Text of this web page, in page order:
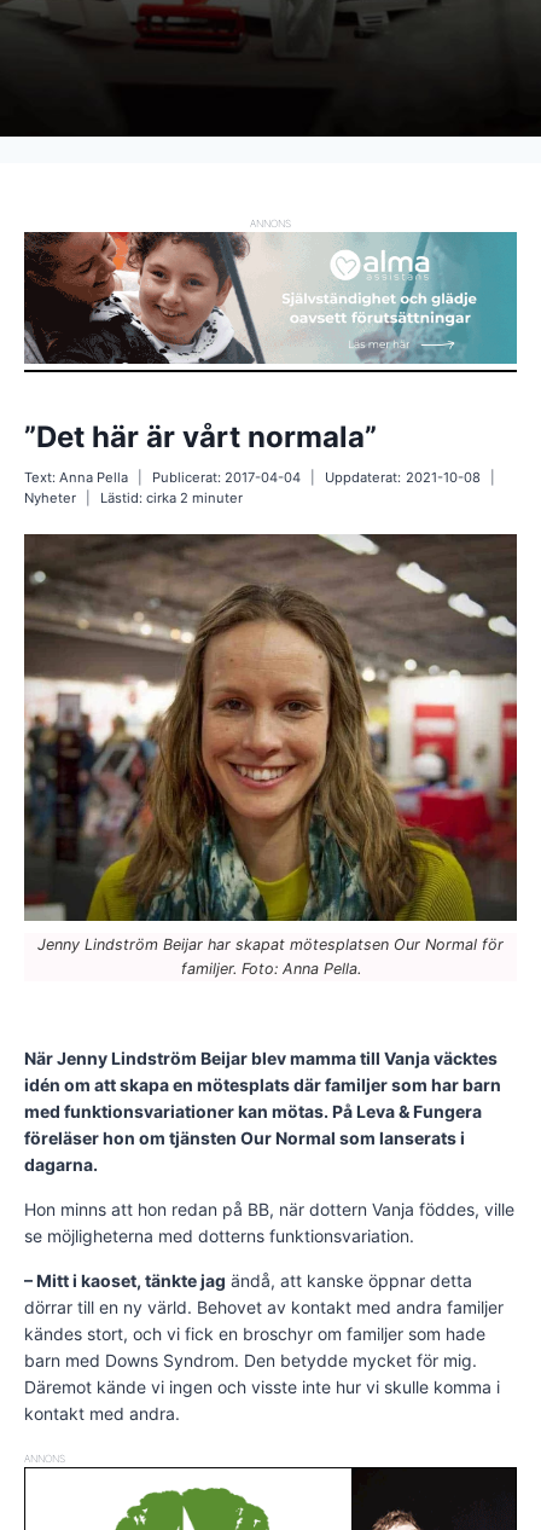
ANNONS
”Det här är vårt normala”
Text: Anna Pella Publicerat: 2017-04-04 Uppdaterat: 2021-10-08
Nyheter
Lästid: cirka 2 minuter
Jenny Lindström Beijar har skapat mötesplatsen Our Normal för
familjer. Foto: Anna Pella.
När Jenny Lindström Beijar blev mamma till Vanja väcktes
idén om att skapa en mötesplats där familjer som har barn
med funktionsvariationer kan mötas. På Leva & Fungera
föreläser hon om tjänsten Our Normal som lanserats i
dagarna.
Hon minns att hon redan på BB, när dottern Vanja föddes, ville
se möjligheterna med dotterns funktionsvariation.
– Mitt i kaoset, tänkte jag ändå, att kanske öppnar detta
dörrar till en ny värld. Behovet av kontakt med andra familjer
kändes stort, och vi fick en broschyr om familjer som hade
barn med Downs Syndrom. Den betydde mycket för mig.
Däremot kände vi ingen och visste inte hur vi skulle komma i
kontakt med andra.
ANNONS